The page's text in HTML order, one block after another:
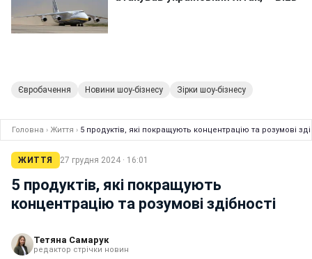
Євробачення Новини шоу-бізнесу Зірки шоу-бізнесу
Головна › Життя › 5 продуктів, які покращують концентрацію та розумові
ЖИТТЯ 27 грудня 2024 · 16:01
5 продуктів, які покращують
концентрацію та розумові здібності
Тетяна Самарук
редактор стрічки новин